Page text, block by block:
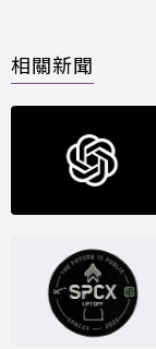
相關新聞